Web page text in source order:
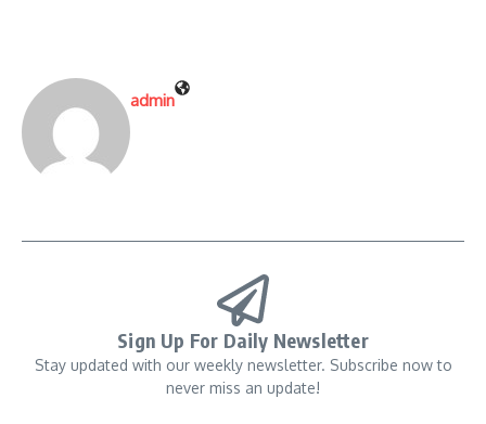
admin
Sign Up For Daily Newsletter
Stay updated with our weekly newsletter. Subscribe now to
never miss an update!